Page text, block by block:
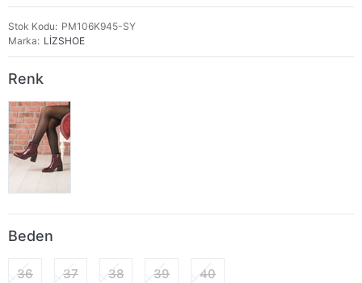
Stok Kodu
PM106K945-SY
Marka
LİZSHOE
Renk
Beden
36 37 38 39 40